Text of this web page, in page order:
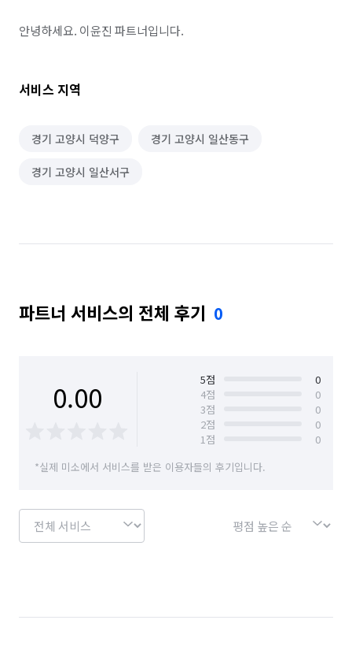
안녕하세요. 이윤진 파트너입니다.
서비스 지역
경기 고양시 덕양구 경기 고양시 일산동구
경기 고양시 일산서구
파트너 서비스의 전체 후기 0
0.00 5점
0
4점
0
3점
0
2점
0
1점
0
*실제 미소에서 서비스를 받은 이용자들의 후기입니다.